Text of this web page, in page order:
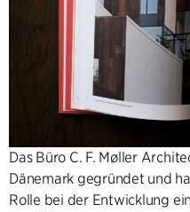
Das Büro C. F. Møller
Dänemark gegründet und
Rolle bei der Entwicklung